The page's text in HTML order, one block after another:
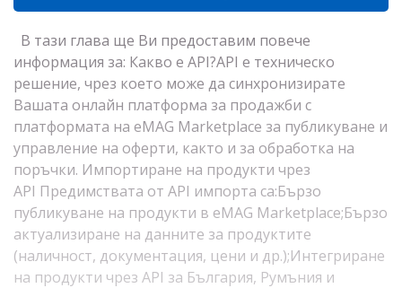
В тази глава ще Ви предоставим повече
информация за: Какво е API?API е техническо
решение, чрез което може да синхронизирате
Вашата онлайн платформа за продажби с
платформата на eMAG Marketplace за публикуване и
управление на оферти, както и за обработка на
поръчки. Импортиране на продукти чрез
API Предимствата от API импорта са:Бързо
публикуване на продукти в eMAG Marketplace;Бързо
актуализиране на данните за продуктите
(наличност, документация, цени и др.);Интегриране
на продукти чрез API за България, Румъния и